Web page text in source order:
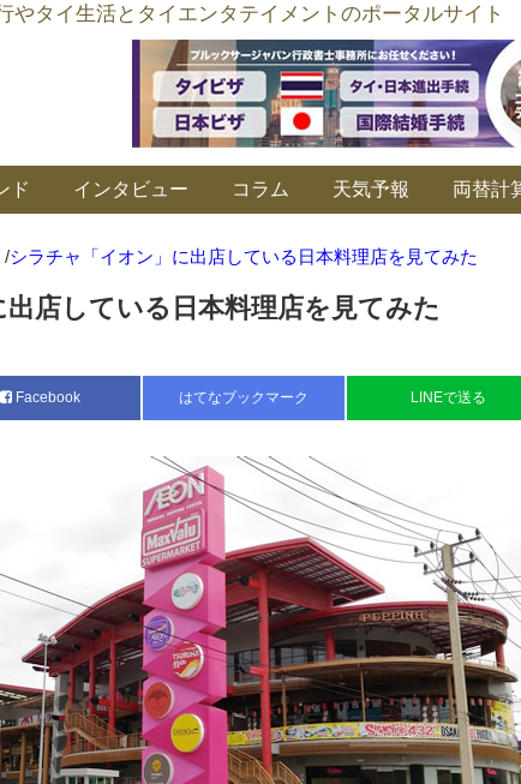
タイ生活とタイエンタテイメントのポータルサイト
ド インタビュー コラム 天気予報 両替計
/シラチャ「イオン」に出店している日本料理店を見てみた
店している日本料理店を見てみた
Facebook はてなブックマーク LINEで送る